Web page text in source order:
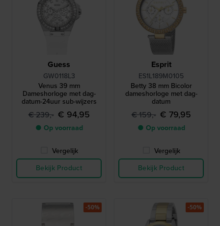
Guess
GW0118L3
Venus 39 mm
Dameshorloge met dag-
datum-24uur sub-wijzers
€ 239,- € 94,95
● Op voorraad
Vergelijk
Bekijk Product
Esprit
ES1L189M0105
Betty 38 mm Bicolor
dameshorloge met dag-
datum
€ 159,- € 79,95
● Op voorraad
Vergelijk
Bekijk Product
-50% -50%